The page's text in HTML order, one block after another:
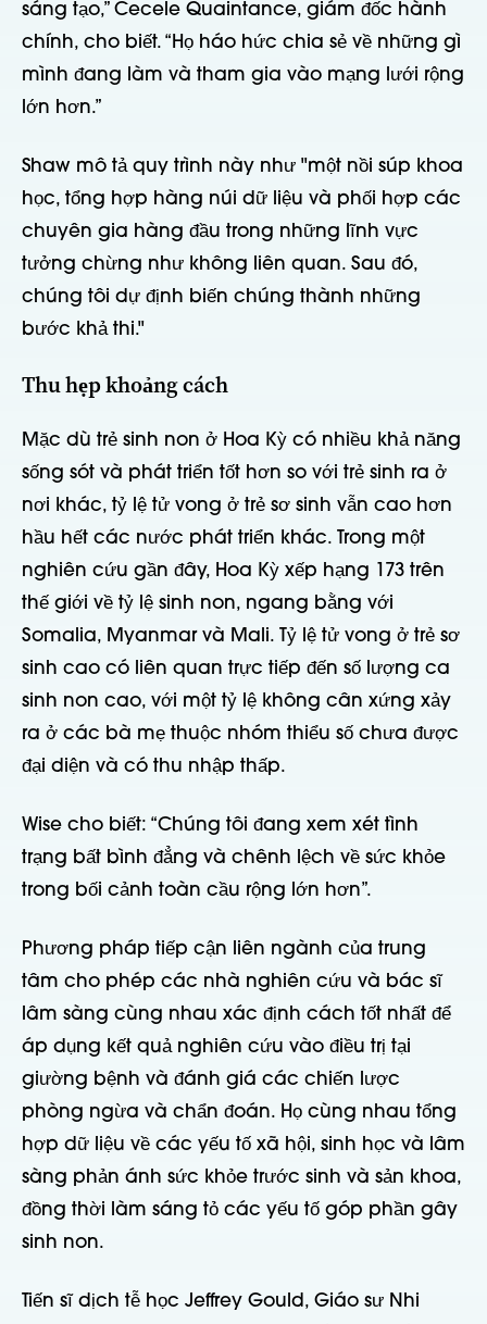
sáng tạo,” Cecele Quaintance, giám đốc hành
chính, cho biết. “Họ háo hức chia sẻ về những gì
mình đang làm và tham gia vào mạng lưới rộng
lớn hơn.”
Shaw mô tả quy trình này như "một nồi súp khoa
học, tổng hợp hàng núi dữ liệu và phối hợp các
chuyên gia hàng đầu trong những lĩnh vực
tưởng chừng như không liên quan. Sau đó,
chúng tôi dự định biến chúng thành những
bước khả thi."
Thu hẹp khoảng cách
Mặc dù trẻ sinh non ở Hoa Kỳ có nhiều khả năng
sống sót và phát triển tốt hơn so với trẻ sinh ra ở
nơi khác, tỷ lệ tử vong ở trẻ sơ sinh vẫn cao hơn
hầu hết các nước phát triển khác. Trong một
nghiên cứu gần đây, Hoa Kỳ xếp hạng 173 trên
thế giới về tỷ lệ sinh non, ngang bằng với
Somalia, Myanmar và Mali. Tỷ lệ tử vong ở trẻ sơ
sinh cao có liên quan trực tiếp đến số lượng ca
sinh non cao, với một tỷ lệ không cân xứng xảy
ra ở các bà mẹ thuộc nhóm thiểu số chưa được
đại diện và có thu nhập thấp.
Wise cho biết: “Chúng tôi đang xem xét tình
trạng bất bình đẳng và chênh lệch về sức khỏe
trong bối cảnh toàn cầu rộng lớn hơn”.
Phương pháp tiếp cận liên ngành của trung
tâm cho phép các nhà nghiên cứu và bác sĩ
lâm sàng cùng nhau xác định cách tốt nhất để
áp dụng kết quả nghiên cứu vào điều trị tại
giường bệnh và đánh giá các chiến lược
phòng ngừa và chẩn đoán. Họ cùng nhau tổng
hợp dữ liệu về các yếu tố xã hội, sinh học và lâm
sàng phản ánh sức khỏe trước sinh và sản khoa,
đồng thời làm sáng tỏ các yếu tố góp phần gây
sinh non.
Tiến sĩ dịch tễ học Jeffrey Gould, Giáo sư Nhi